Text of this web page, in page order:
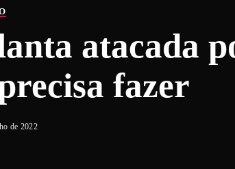
atacada
fazer
de 2022